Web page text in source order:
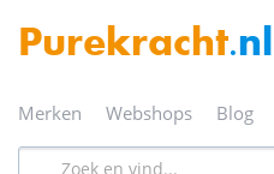
Purekracht.nl
merken webshops blog